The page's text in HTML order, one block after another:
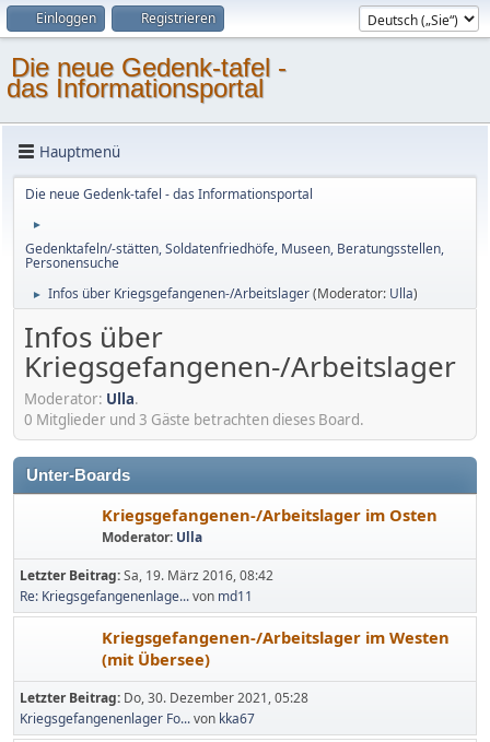
Einloggen Registrieren
Die neue Gedenk-tafel -
das Informationsportal
Hauptmenü
Die neue Gedenk-tafel - das Informationsportal
►
Gedenktafeln/-stätten, Soldatenfriedhöfe, Museen, Beratungsstellen,
Personensuche
► Infos über Kriegsgefangenen-/Arbeitslager(Moderator: Ulla)
Infos über
Kriegsgefangenen-/Arbeitslager
Moderator: Ulla.
0 Mitglieder und 3 Gäste betrachten dieses Board.
Unter-Boards
Kriegsgefangenen-/Arbeitslager im Osten
Moderator: Ulla
Letzter Beitrag:Sa, 19. März 2016, 08:42
Re: Kriegsgefangenenlage...von md11
Kriegsgefangenen-/Arbeitslager im Westen
(mit Übersee)
Letzter Beitrag: Do, 30. Dezember 2021, 05:28
Kriegsgefangenenlager Fo...von kka67